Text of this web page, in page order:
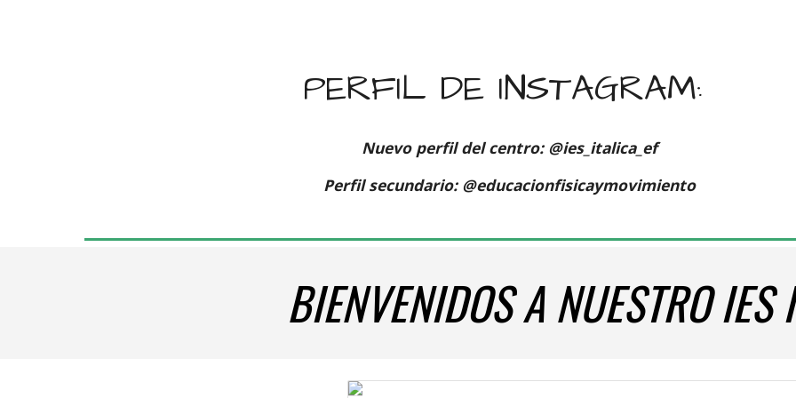
PERFIL DE INSTAGRAM:
Nuevo perfil del centro: @ies_italica_ef
Perfil secundario: @educacionfisicaymovimiento
BIENVENIDOS A NUESTRO IES